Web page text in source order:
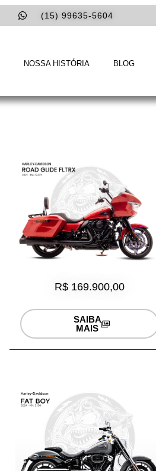
(15) 99635-5604
NOSSA HISTÓRIA BLOG
R$ 169.900,00
SAIBA
MAIS